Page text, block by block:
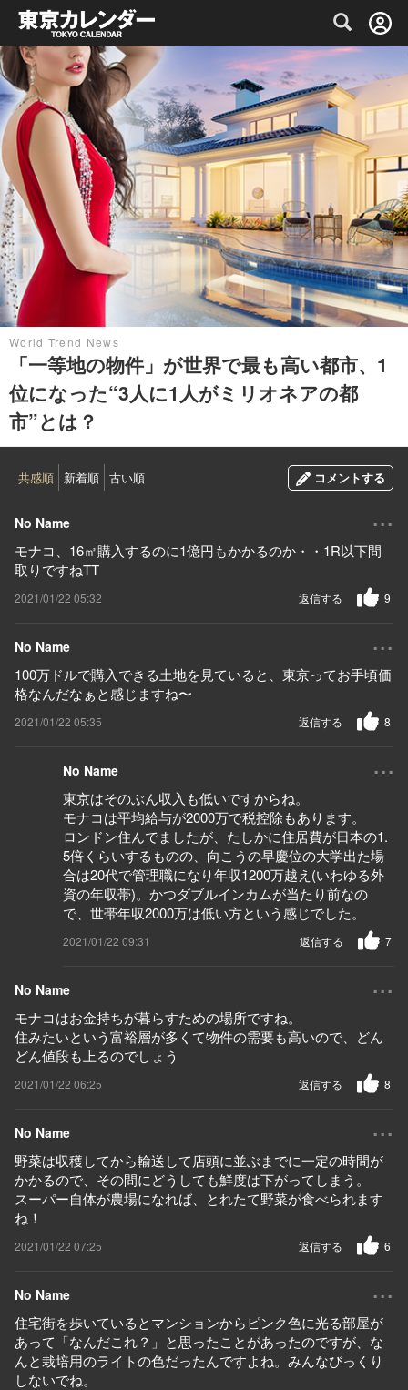
グルメ情報・プレミアムレストラン予約
World Trend News
「一等地の物件」が世界で最も高い都市、1
位になった“3人に1人がミリオネアの都
市”とは？
共感順 新着順 古い順 コメントする
No Name ...
モナコ、16㎡購入するのに1億円もかかるのか・・1R以下間
取りですねTT
2021/01/22 05:32 9
返信する
No Name ...
100万ドルで購入できる土地を見ていると、東京ってお手頃価
格なんだなぁと感じますね〜
2021/01/22 05:35 8
返信する
No Name ...
東京はそのぶん収入も低いですからね。
モナコは平均給与が2000万で税控除もあります。
ロンドン住んでましたが、たしかに住居費が日本の1.
5倍くらいするものの、向こうの早慶位の大学出た場
合は20代で管理職になり年収1200万越え(いわゆる外
資の年収帯)。かつダブルインカムが当たり前なの
で、世帯年収2000万は低い方という感じでした。
2021/01/22 09:31 7
返信する
No Name ...
モナコはお金持ちが暮らすための場所ですね。
住みたいという富裕層が多くて物件の需要も高いので、どん
どん値段も上るのでしょう
2021/01/22 06:25 8
返信する
No Name ...
野菜は収穫してから輸送して店頭に並ぶまでに一定の時間が
かかるので、その間にどうしても鮮度は下がってしまう。
スーパー自体が農場になれば、とれたて野菜が食べられます
ね！
2021/01/22 07:25 6
返信する
No Name ...
住宅街を歩いているとマンションからピンク色に光る部屋が
あって「なんだこれ？」と思ったことがあったのですが、な
んと栽培用のライトの色だったんですよね。みんなびっくり
しないでね。